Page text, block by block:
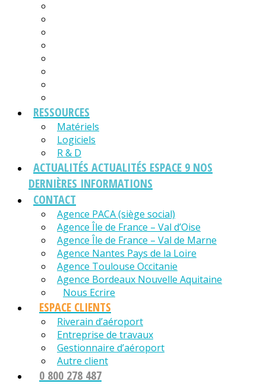
RESSOURCES
Matériels
Logiciels
R & D
ACTUALITÉS ACTUALITÉS ESPACE 9 NOS
DERNIÈRES INFORMATIONS
CONTACT
Agence PACA (siège social)
Agence Île de France – Val d’Oise
Agence Île de France – Val de Marne
Agence Nantes Pays de la Loire
Agence Toulouse Occitanie
Agence Bordeaux Nouvelle Aquitaine
Nous Ecrire
ESPACE CLIENTS
Riverain d’aéroport
Entreprise de travaux
Gestionnaire d’aéroport
Autre client
0 800 278 487